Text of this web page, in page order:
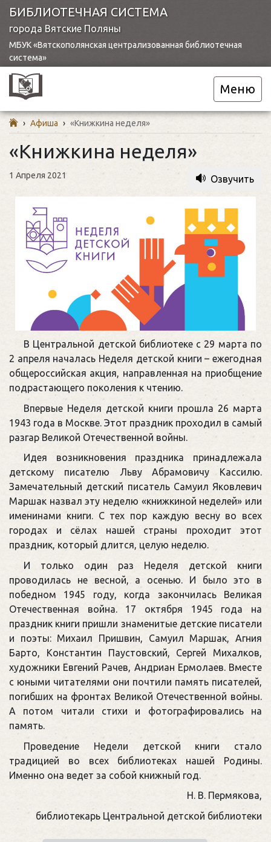
БИБЛИОТЕЧНАЯ СИСТЕМА
города Вятские Поляны
МБУК «Вятскополянская централизованная библиотечная
система»
Меню
› Афиша › «Книжкина неделя»
«Книжкина неделя»
1 Апреля 2021 Озвучить
В Центральной детской библиотеке с 29 марта по
2 апреля началась Неделя детской книги – ежегодная
общероссийская акция, направленная на приобщение
подрастающего поколения к чтению.
Впервые Неделя детской книги прошла 26 марта
1943 года в Москве. Этот праздник проходил в самый
разгар Великой Отечественной войны.
Идея возникновения праздника принадлежала
детскому писателю Льву Абрамовичу Кассилю.
Замечательный детский писатель Самуил Яковлевич
Маршак назвал эту неделю «книжкиной неделей» или
именинами книги. С тех пор каждую весну во всех
городах и сёлах нашей страны проходит этот
праздник, который длится, целую неделю.
И только один раз Неделя детской книги
проводилась не весной, а осенью. И было это в
победном 1945 году, когда закончилась Великая
Отечественная война. 17 октября 1945 года на
праздник книги пришли знаменитые детские писатели
и поэты: Михаил Пришвин, Самуил Маршак, Агния
Барто, Константин Паустовский, Сергей Михалков,
художники Евгений Рачев, Андриан Ермолаев. Вместе
с юными читателями они почтили память писателей,
погибших на фронтах Великой Отечественной войны.
А потом читали стихи и фотографировались на
память.
Проведение Недели детской книги стало
традицией во всех библиотеках нашей Родины.
Именно она ведет за собой книжный год.
Н. В. Пермякова,
библиотекарь Центральной детской библиотеки